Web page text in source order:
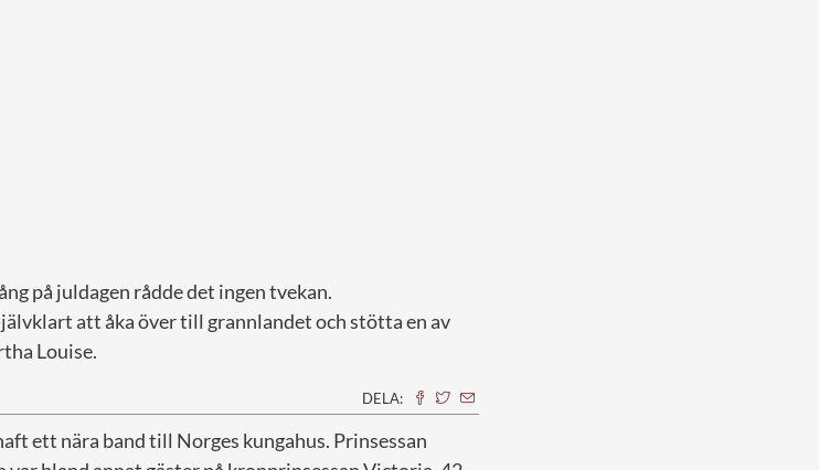
på juldagen rådde det ingen tvekan.
att åka över till grannlandet och stötta en av
Louise.
DELA:
ett nära band till Norges kungahus. Prinsessan